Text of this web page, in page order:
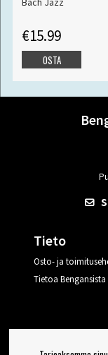
€15.99
OSTA
Tieto
Osto- ja
Tietoa Bengansista